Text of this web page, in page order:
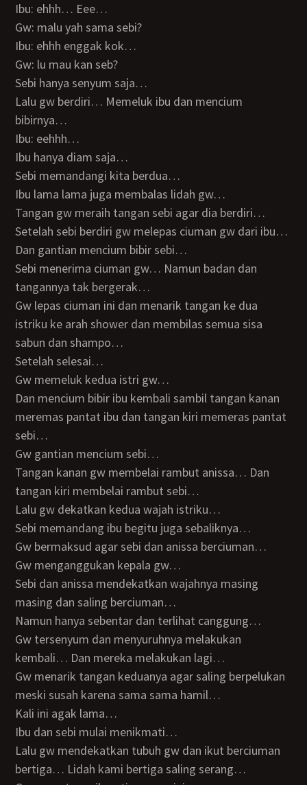
Ibu: ehhh… Eee…
Gw: malu yah sama sebi?
Ibu: ehhh enggak kok…
Gw: lu mau kan seb?
Sebi hanya senyum saja…
Lalu gw berdiri… Memeluk ibu dan mencium
bibirnya…
Ibu: eehhh…
Ibu hanya diam saja…
Sebi memandangi kita berdua…
Ibu lama lama juga membalas lidah gw…
Tangan gw meraih tangan sebi agar dia berdiri…
Setelah sebi berdiri gw melepas ciuman gw dari ibu…
Dan gantian mencium bibir sebi…
Sebi menerima ciuman gw… Namun badan dan
tangannya tak bergerak…
Gw lepas ciuman ini dan menarik tangan ke dua
istriku ke arah shower dan membilas semua sisa
sabun dan shampo…
Setelah selesai…
Gw memeluk kedua istri gw…
Dan mencium bibir ibu kembali sambil tangan kanan
meremas pantat ibu dan tangan kiri memeras pantat
sebi…
Gw gantian mencium sebi…
Tangan kanan gw membelai rambut anissa… Dan
tangan kiri membelai rambut sebi…
Lalu gw dekatkan kedua wajah istriku…
Sebi memandang ibu begitu juga sebaliknya…
Gw bermaksud agar sebi dan anissa berciuman…
Gw menganggukan kepala gw…
Sebi dan anissa mendekatkan wajahnya masing
masing dan saling berciuman…
Namun hanya sebentar dan terlihat canggung…
Gw tersenyum dan menyuruhnya melakukan
kembali… Dan mereka melakukan lagi…
Gw menarik tangan keduanya agar saling berpelukan
meski susah karena sama sama hamil…
Kali ini agak lama…
Ibu dan sebi mulai menikmati…
Lalu gw mendekatkan tubuh gw dan ikut berciuman
bertiga… Lidah kami bertiga saling serang…